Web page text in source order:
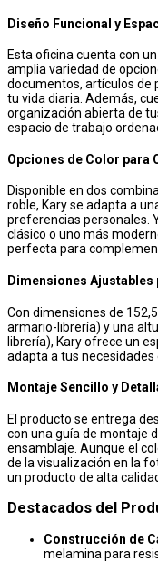
Diseño Funcional y
Esta oficina cuenta con
amplia variedad de
documentos, artículos de
tu vida diaria. Además,
organización abierta de
espacio de trabajo
Opciones de Color para
Disponible en dos
roble, Kary se adapta a
preferencias personales.
clásico o uno más
perfecta para
Dimensiones Ajustables
Con dimensiones de
armario-librería) y una
librería), Kary ofrece un
adapta a tus
Montaje Sencillo y
El producto se entrega
con una guía de montaje
ensamblaje. Aunque el
de la visualización en la
un producto de alta
Destacados del
Construcción de
melamina para